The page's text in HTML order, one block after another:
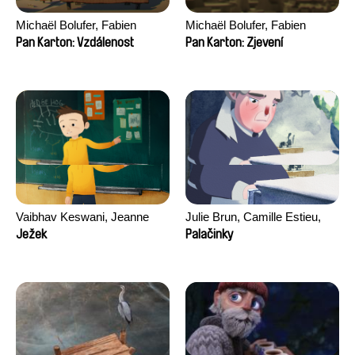
Michaël Bolufer, Fabien
Daphy
Pan Karton: Vzdálenost
Michaël Bolufer, Fabien
Daphy
Pan Karton: Zjevení
Vaibhav Keswani, Jeanne
Laureau, Colombine Majou,
Ježek
Julie Brun, Camille Estieu,
Jiamin Peng
Palačinky